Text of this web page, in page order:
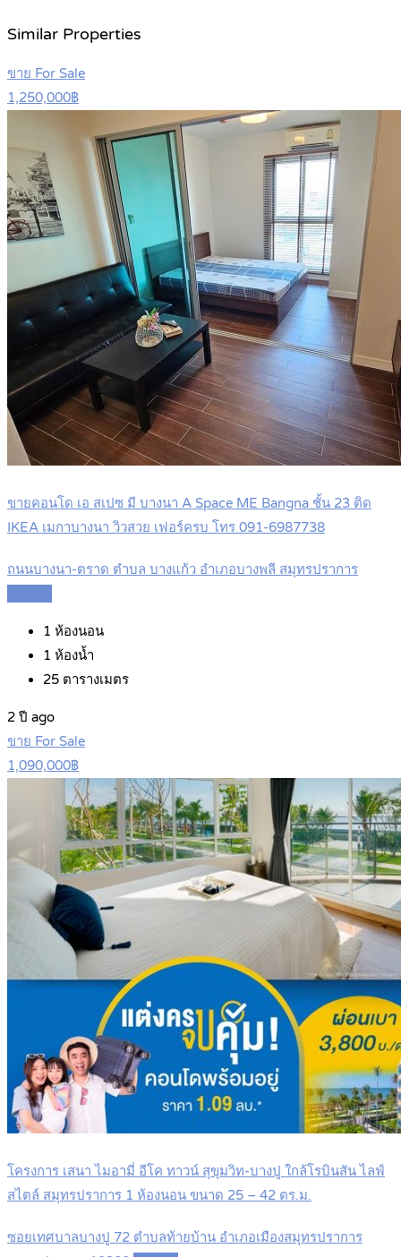
Similar Properties
ขาย For Sale
1,250,000฿
ขายคอนโด เอ สเปซ มี บางนา A Space ME Bangna ชั้น 23 ติด
IKEA เมกาบางนา วิวสวย เฟอร์ครบ โทร 091-6987738
ถนนบางนา-ตราด ตำบล บางแก้ว อำเภอบางพลี สมุทรปราการ
1 ห้องนอน
1 ห้องน้ำ
25 ตารางเมตร
2 ปี ago
ขาย For Sale
1,090,000฿
โครงการ เสนา ไมอามี่ อีโค ทาวน์ สุขุมวิท-บางปู ใกล้โรบินสัน ไลฟ์
สไตล์ สมุทรปราการ 1 ห้องนอน ขนาด 25 – 42 ตร.ม.
ซอยเทศบาลบางปู 72 ตำบลท้ายบ้าน อำเภอเมืองสมุทรปราการ